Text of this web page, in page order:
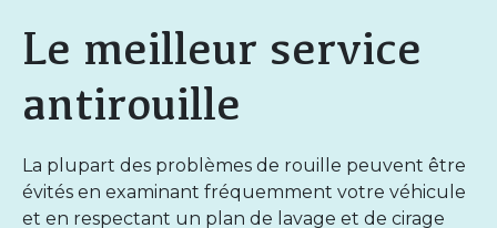
Le meilleur service
antirouille
La plupart des problèmes de rouille peuvent être
évités en examinant fréquemment votre véhicule
et en respectant un plan de lavage et de cirage